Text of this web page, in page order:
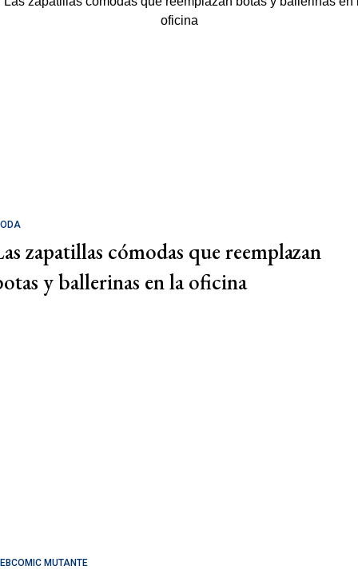
zapatillas cómodas que reemplazan
y ballerinas en la oficina
MUTANTE